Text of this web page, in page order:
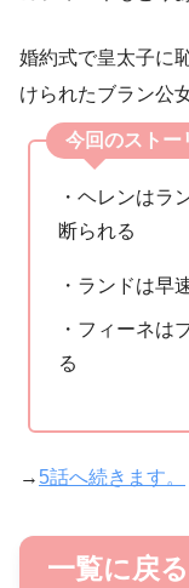
婚約式で皇太子に
けられたブラン公
今回のストー
・ヘレンはラ
断られる
・ランドは早
・フィーネは
る
→ 5話へ続きます。
一覧に戻る